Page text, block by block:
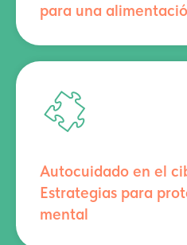
para una
Autocuidado en el
Estrategias para
mental